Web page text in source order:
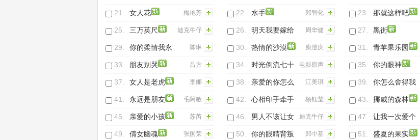
罪
21. 女人花 梅艳芳 22. 水手 郑智化 23. 那就这样吧
25. 三万英尺 迪克牛仔 26.
明天我要嫁给
你
周华健 27. 黑街
29.
你的柔情我永
远不懂
陈琳 30. 热情的沙漠 庾澄庆 31. 青苹果乐园
33. 朋友别哭 吕方 34.
时光倒流七十
年-似曾相识
电影原声 35. 你的眼神
37. 女人是老虎 李娜 38.
亲爱的你怎么
不在我身边
江美琪 39.
你怎么舍得我
难过
41. 永远是朋友 毛阿敏 42. 心相印手牵手 杨钰莹 43. 挪威的森林
45. 亲爱的小孩 苏芮 46.
男人不该让女
人流泪(Live)
迪克牛仔 47.
让我一次爱个
够
49. 倩女幽魂 张国荣 50.
你的眼睛背叛
郑中基 51. 盛夏的果实